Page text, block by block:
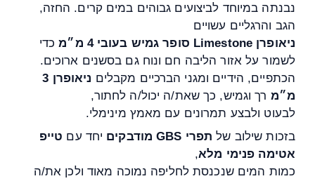
נבנתה במיוחד לביצועים גבוהים במים קרים. החזה,
הגב והרגליים עשויים
ניאופרן Limestone סופר גמיש בעובי 4 מ״מ
כדי
לשמור על אזור הליבה חם ונוח גם בסשנים ארוכים.
הכתפיים, הידיים ומגני הברכיים מקבלים
ניאופרן 3
מ״מ רך וגמיש, כך שאת/ה יכול/ה לחתור,
לבעוט ולבצע תמרונים עם מאמץ מינימלי.
בזכות שילוב של תפרי GBS מודבקים יחד עם טייפ
אטימה פנימי מלא,
כמות המים שנכנסת לחליפה נמוכה מאוד ולכן את/ה